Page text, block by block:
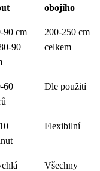
obojího
90 cm
90
200-250 cm
celkem
60
Dle použití
Flexibilní
Všechny